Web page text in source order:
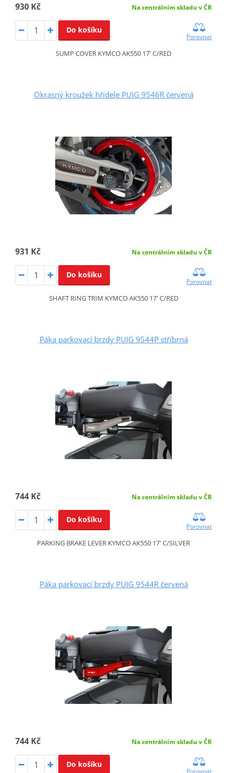
930 Kč Na centrálním skladu v ČR
Do košíku
Porovnat
SUMP COVER KYMCO AK550 17' C/RED
Okrasný kroužek hřídele PUIG 9546R červená
931 Kč Na centrálním skladu v ČR
Do košíku
Porovnat
SHAFT RING TRIM KYMCO AK550 17' C/RED
Páka parkovací brzdy PUIG 9544P stříbrná
744 Kč Na centrálním skladu v ČR
Do košíku
Porovnat
PARKING BRAKE LEVER KYMCO AK550 17' C/SILVER
Páka parkovací brzdy PUIG 9544R červená
744 Kč Na centrálním skladu v ČR
Do košíku
Porovnat